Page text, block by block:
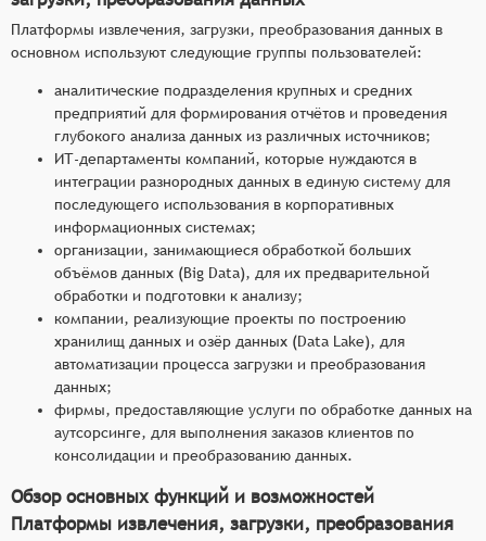
Платформы извлечения, загрузки, преобразования данных в
основном используют следующие группы пользователей:
аналитические подразделения крупных и средних
предприятий для формирования отчётов и проведения
глубокого анализа данных из различных источников;
ИТ-департаменты компаний, которые нуждаются в
интеграции разнородных данных в единую систему для
последующего использования в корпоративных
информационных системах;
организации, занимающиеся обработкой больших
объёмов данных (Big Data), для их предварительной
обработки и подготовки к анализу;
компании, реализующие проекты по построению
хранилищ данных и озёр данных (Data Lake), для
автоматизации процесса загрузки и преобразования
данных;
фирмы, предоставляющие услуги по обработке данных на
аутсорсинге, для выполнения заказов клиентов по
консолидации и преобразованию данных.
Обзор основных функций и возможностей
Платформы извлечения, загрузки, преобразования